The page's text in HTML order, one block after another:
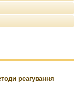
реагування